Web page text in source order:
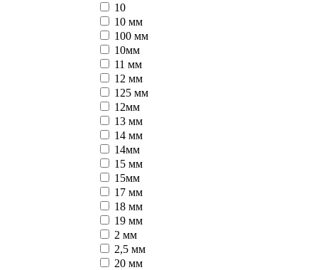
10
10 мм
100 мм
10мм
11 мм
12 мм
125 мм
12мм
13 мм
14 мм
14мм
15 мм
15мм
17 мм
18 мм
19 мм
2 мм
2,5 мм
20 мм